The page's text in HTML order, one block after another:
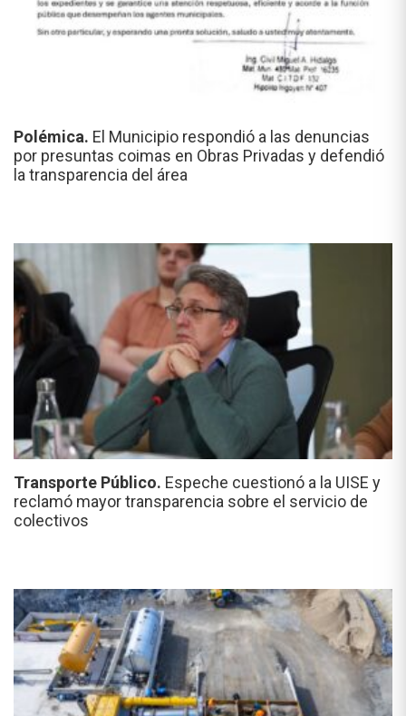
Polémica. El Municipio respondió a las denuncias
por presuntas coimas en Obras Privadas y defendió
la transparencia del área
Transporte Público. Espeche cuestionó a la UISE y
reclamó mayor transparencia sobre el servicio de
colectivos